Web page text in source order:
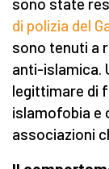
sono state
di polizia del
sono tenuti a
anti-islamica.
legittimare di
islamofobia e
associazioni